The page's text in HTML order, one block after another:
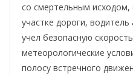
со смертельным
участке дороги,
учел безопасную
метеорологические
полосу встречного